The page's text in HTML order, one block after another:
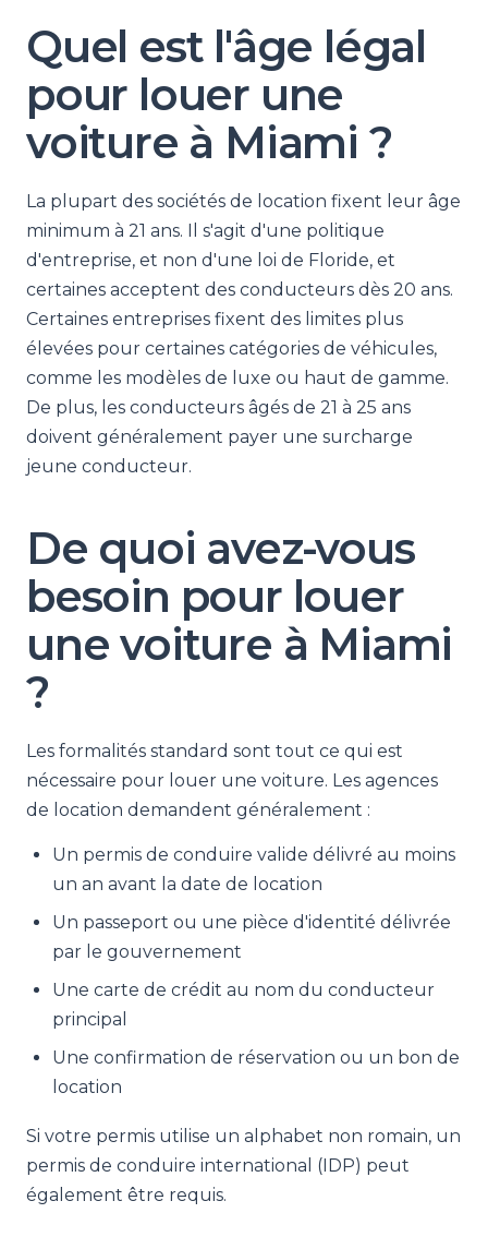
Quel est l'âge légal
pour louer une
voiture à Miami ?
La plupart des sociétés de location fixent leur âge
minimum à 21 ans. Il s'agit d'une politique
d'entreprise, et non d'une loi de Floride, et
certaines acceptent des conducteurs dès 20 ans.
Certaines entreprises fixent des limites plus
élevées pour certaines catégories de véhicules,
comme les modèles de luxe ou haut de gamme.
De plus, les conducteurs âgés de 21 à 25 ans
doivent généralement payer une surcharge
jeune conducteur.
De quoi avez-vous
besoin pour louer
une voiture à Miami
?
Les formalités standard sont tout ce qui est
nécessaire pour louer une voiture. Les agences
de location demandent généralement :
Un permis de conduire valide délivré au moins
un an avant la date de location
Un passeport ou une pièce d'identité délivrée
par le gouvernement
Une carte de crédit au nom du conducteur
principal
Une confirmation de réservation ou un bon de
location
Si votre permis utilise un alphabet non romain, un
permis de conduire international (IDP) peut
également être requis.